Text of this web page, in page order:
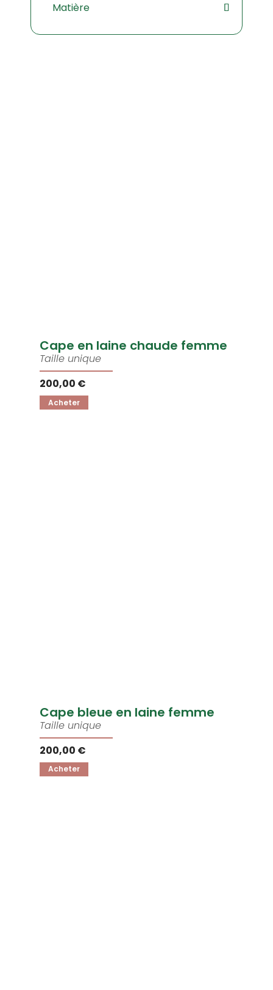
Matière
Cape en laine chaude femme
Taille unique
200,00 €
Acheter
Cape bleue en laine femme
Taille unique
200,00 €
Acheter